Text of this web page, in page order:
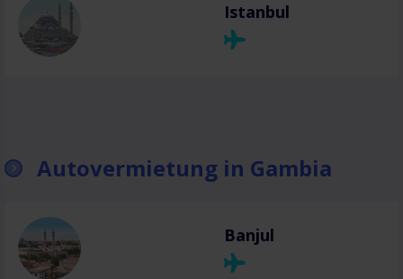
Istanbul
Autovermietung in Gambia
Banjul